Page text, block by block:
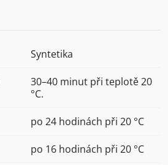
Syntetika
30–40 minut při teplotě 20
°C.
po 24 hodinách při 20 °C
po 16 hodinách při 20 °C